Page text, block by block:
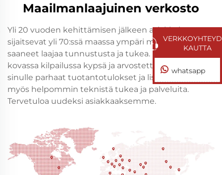
Maailmanlaajuinen verkosto
Yli 20 vuoden kehittämisen jälkeen asiakkaittemme
sijaitsevat yli 70:ssä maassa ympäri maailmaa ja ovat
saaneet laajaa tunnustusta ja tukea. Nykypäivän
kovassa kilpailussa kypsä ja arvostettu brändi tuo
sinulle parhaat tuotantotulokset ja lisäarvoa. Saat
myös helpommin teknistä tukea ja palveluita.
Tervetuloa uudeksi asiakkaaksemme.
KAUTTA
whatsapp